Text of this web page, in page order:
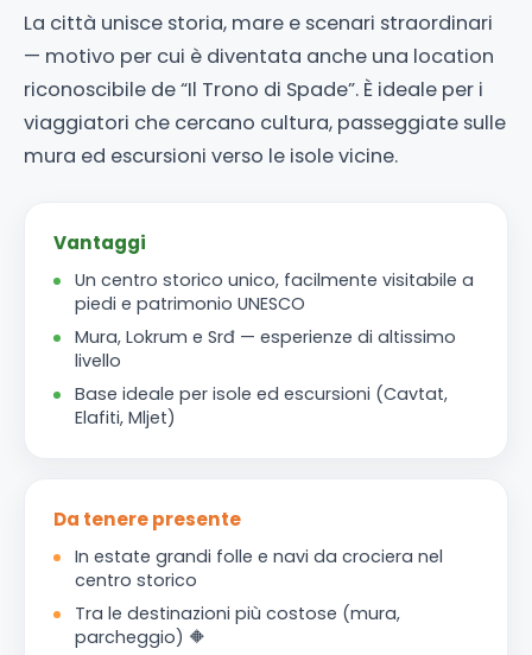
La città unisce storia, mare e scenari straordinari
— motivo per cui è diventata anche una location
riconoscibile de “Il Trono di Spade”. È ideale per i
viaggiatori che cercano cultura, passeggiate sulle
mura ed escursioni verso le isole vicine.
Vantaggi
Un centro storico unico, facilmente visitabile a
piedi e patrimonio UNESCO
Mura, Lokrum e Srđ — esperienze di altissimo
livello
Base ideale per isole ed escursioni (Cavtat,
Elafiti, Mljet)
Da tenere presente
In estate grandi folle e navi da crociera nel
centro storico
Tra le destinazioni più costose (mura,
parcheggio) 🔶